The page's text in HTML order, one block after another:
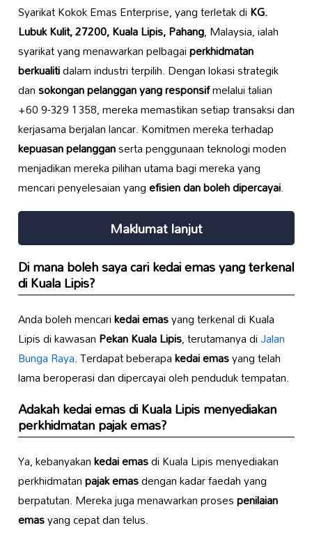
Syarikat Kokok Emas Enterprise, yang terletak diKG.
Lubuk Kulit, 27200, Kuala Lipis, Pahang, Malaysia, ialah
syarikat yang menawarkan pelbagaiperkhidmatan
berkualitidalam industri terpilih. Dengan lokasi strategik
dansokongan pelanggan yang responsifmelalui talian
+60 9-329 1358, mereka memastikan setiap transaksi dan
kerjasama berjalan lancar. Komitmen mereka terhadap
kepuasan pelangganserta penggunaan teknologi moden
menjadikan mereka pilihan utama bagi mereka yang
mencari penyelesaian yangefisien dan boleh dipercayai.
Maklumat lanjut
Di mana boleh saya carikedai emasyang terkenal
di Kuala Lipis?
Anda boleh mencarikedai emasyang terkenal di Kuala
Lipis di kawasanPekan Kuala Lipis, terutamanya diJalan
Bunga Raya. Terdapat beberapakedai emasyang telah
lama beroperasi dan dipercayai oleh penduduk tempatan.
Adakahkedai emasdi Kuala Lipis menyediakan
perkhidmatanpajak emas?
Ya, kebanyakankedai emasdi Kuala Lipis menyediakan
perkhidmatanpajak emasdengan kadar faedah yang
berpatutan. Mereka juga menawarkan prosespenilaian
emasyang cepat dan telus.